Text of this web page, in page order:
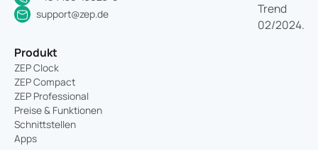
support@zep.de
Produkt
ZEP Clock
ZEP Compact
ZEP Professional
Preise & Funktionen
Schnittstellen
Apps